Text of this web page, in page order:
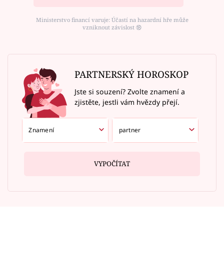
Ministerstvo financí varuje: Účastí na hazardní hře může
vzniknout závislost ⑱
PARTNERSKÝ HOROSKOP
Jste si souzení? Zvolte znamení a
zjistěte, jestli vám hvězdy přejí.
VYPOČÍTAT